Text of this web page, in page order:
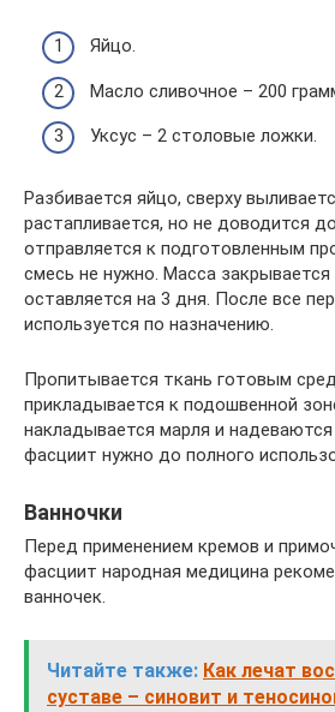
Яйцо.
Масло сливочное – 200
Уксус – 2 столовые ложки.
Разбивается яйцо, сверху
растапливается, но не доводится
отправляется к подготовленным
смесь не нужно. Масса
оставляется на 3 дня. После все
используется по назначению.
Пропитывается ткань готовым
прикладывается к подошвенной
накладывается марля и
фасциит нужно до полного
Ванночки
Перед применением кремов и
фасциит народная медицина
ванночек.
Читайте также: Как лечат
суставе – синовит и